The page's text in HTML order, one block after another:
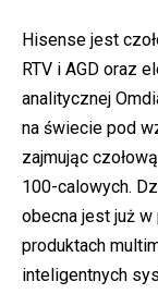
Hisense jest
RTV i AGD oraz
analitycznej
na świecie pod
zajmując
100-calowych.
obecna jest już
produktach
inteligentnych